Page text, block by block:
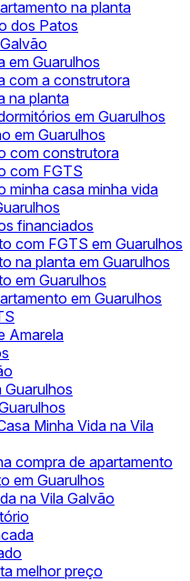
na planta
dos Patos
em Guarulhos
com a construtora
na planta
em Guarulhos
em Guarulhos
com construtora
com FGTS
minha casa minha vida
financiados
com FGTS em Guarulhos
na planta em Guarulhos
em Guarulhos
em Guarulhos
Amarela
Guarulhos
Minha Vida na Vila
compra de apartamento
em Guarulhos
na Vila Galvão
melhor preço